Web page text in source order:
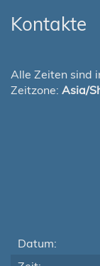
Kontakte
Alle Zeiten sind
Zeitzone: Asia/
Datum: